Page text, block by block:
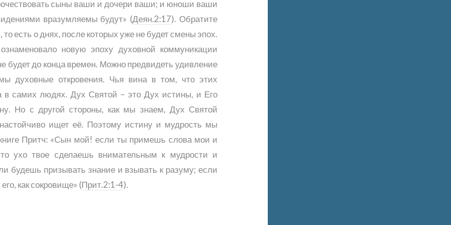
сыны ваши и дочери ваши; и юноши ваши
вразумляемы будут» (Деян.2:17). Обратите
есть о днях, после которых уже не будет смены эпох.
новую эпоху духовной коммуникации
до конца времен. Можно предвидеть удивление
духовные откровения. Чья вина в том, что этих
в самих людях. Дух Святой – это Дух истины, и Его
Но с другой стороны, как мы знаем, Дух Святой
ищет её. Поэтому истину и мудрость мы
Притч: «Сын мой! если ты примешь слова мои и
ухо твое сделаешь внимательным к мудрости и
будешь призывать знание и взывать к разуму; если
как сокровище» (Прит.2:1-4).